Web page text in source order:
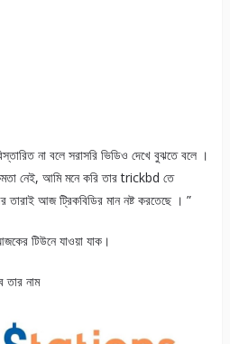
না বলে সরাসরি ভিডিও দেখে বুঝতে বলে ।
নেই, আমি মনে করি তার trickbd তে
আজ ট্রিকবিডির মান নষ্ট করতেছে । ”
টিউনে যাওয়া যাক।
নাম